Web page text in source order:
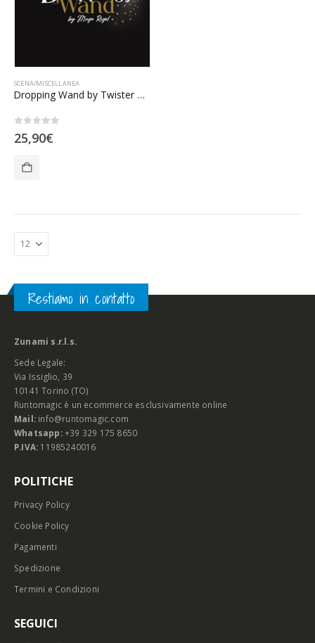
SCENA/MISCELLANEA
Dropping Wand by Twister Magic
25,90€
Restiamo in contatto
Zunami s.r.l.s.
Sede Legale:
Via Issiglio, 39
10141 Torino (TO)
Runtomagic è un ecommerce esclusivamente online
Mail: info@runtomagic.com
Whatsapp: +39 329 175 8650
P.IVA: 11985240016
POLITICHE
Privacy Policy
Cookie Policy
Pagamenti
Spedizione
Termini e Condizioni
SEGUICI